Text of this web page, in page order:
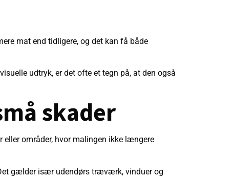
mat end tidligere, og det kan få både
udtryk, er det ofte et tegn på, at den også
skader
eller områder, hvor malingen ikke længere
gælder især udendørs træværk, vinduer og